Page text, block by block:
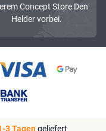
Concept Store Den
Helder vorbei.
3 Tagengeliefert